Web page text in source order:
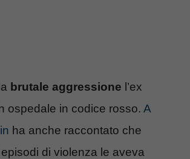
brutale aggressione l’ex
ospedale in codice rosso. A
ha anche raccontato che
di violenza le aveva